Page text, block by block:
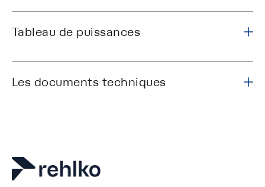
Tableau de puissances
Les documents techniques